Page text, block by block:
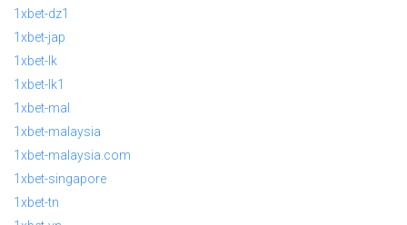
1xbet-dz1
1xbet-jap
1xbet-lk
1xbet-lk1
1xbet-mal
1xbet-malaysia
1xbet-malaysia.com
1xbet-singapore
1xbet-tn